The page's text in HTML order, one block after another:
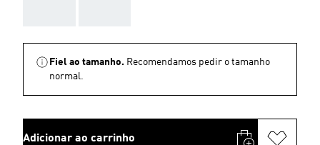
Fiel ao tamanho. Recomendamos pedir o tamanho
normal.
Adicionar ao carrinho